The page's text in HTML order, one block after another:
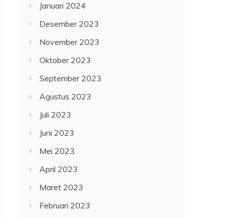
Januari 2024
Desember 2023
November 2023
Oktober 2023
September 2023
Agustus 2023
Juli 2023
Juni 2023
Mei 2023
April 2023
Maret 2023
Februari 2023